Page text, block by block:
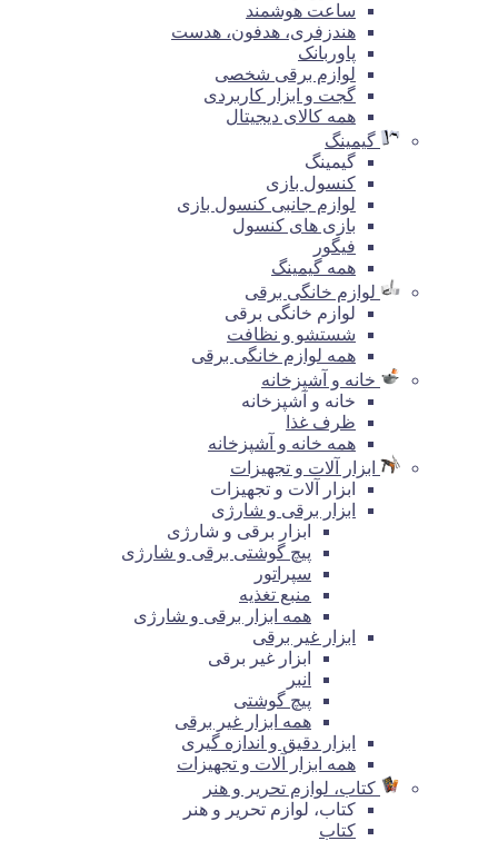
ساعت هوشمند
هندزفری، هدفون، هدست
پاوربانک
لوازم برقی شخصی
گجت و ابزار کاربردی
همه کالای دیجیتال
گیمینگ
گیمینگ
کنسول بازی
لوازم جانبی کنسول بازی
بازی های کنسول
فیگور
همه گیمینگ
لوازم خانگی برقی
لوازم خانگی برقی
شستشو و نظافت
همه لوازم خانگی برقی
خانه و آشپزخانه
خانه و آشپزخانه
ظرف غذا
همه خانه و آشپزخانه
ابزار آلات و تجهیزات
ابزار آلات و تجهیزات
ابزار برقی و شارژی
ابزار برقی و شارژی
پیچ گوشتی برقی و شارژی
سپراتور
منبع تغذیه
همه ابزار برقی و شارژی
ابزار غیر برقی
ابزار غیر برقی
انبر
پیچ گوشتی
همه ابزار غیر برقی
ابزار دقیق و اندازه گیری
همه ابزار آلات و تجهیزات
کتاب، لوازم تحریر و هنر
کتاب، لوازم تحریر و هنر
کتاب